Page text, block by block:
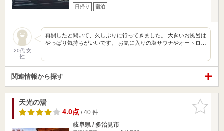
日帰り 宿泊
20代 女
性
再開したと聞いて、久しぶりに行ってきました。 大きいお風呂は
やっぱり気持ちがいいです。 お気に入りの塩サウナやオートロ…
関連情報から探す
お気に入
りに追加
天光の湯
4.0点/ 40 件
岐阜県 / 多治見市